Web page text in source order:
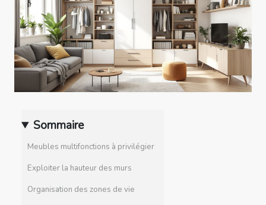
Sommaire
Meubles multifonctions à privilégier
Exploiter la hauteur des murs
Organisation des zones de vie